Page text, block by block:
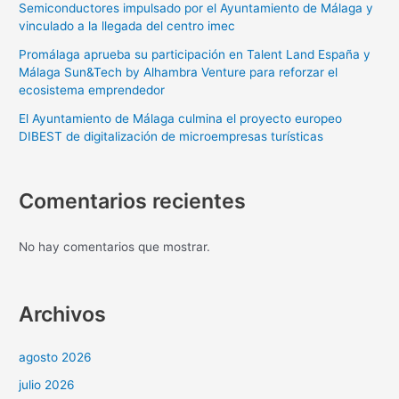
Semiconductores impulsado por el Ayuntamiento de Málaga y
vinculado a la llegada del centro imec
Promálaga aprueba su participación en Talent Land España y
Málaga Sun&Tech by Alhambra Venture para reforzar el
ecosistema emprendedor
El Ayuntamiento de Málaga culmina el proyecto europeo
DIBEST de digitalización de microempresas turísticas
Comentarios recientes
No hay comentarios que mostrar.
Archivos
agosto 2026
julio 2026